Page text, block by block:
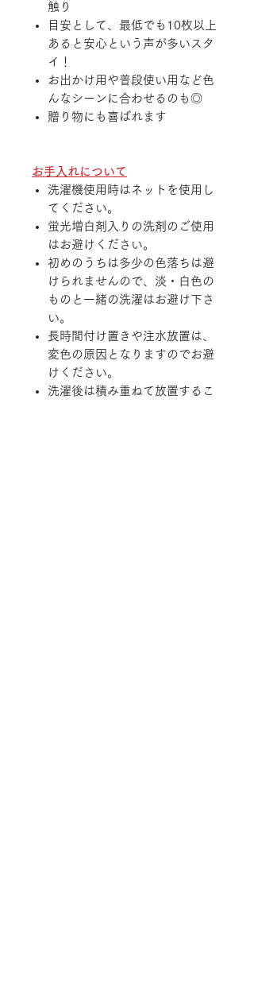
触り
目安として、最低でも10枚以上
あると安心という声が多いスタ
イ！
お出かけ用や普段使い用など色
んなシーンに合わせるのも◎
贈り物にも喜ばれます
お手入れについて
洗濯機使用時はネットを使用し
てください。
蛍光増白剤入りの洗剤のご使用
はお避けください。
初めのうちは多少の色落ちは避
けられませんので、淡・白色の
ものと一緒の洗濯はお避け下さ
い。
長時間付け置きや注水放置は、
変色の原因となりますのでお避
けください。
洗濯後は積み重ねて放置するこ